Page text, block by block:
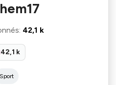
: 42,1 k
42,1 k
Sport